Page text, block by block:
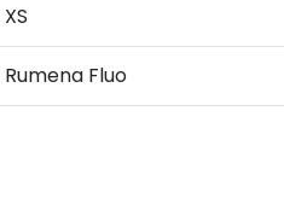
XS
Rumena Fluo